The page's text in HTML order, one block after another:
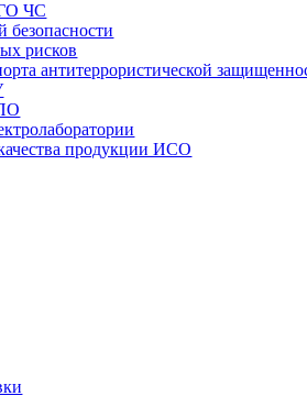
ЧС
безопасности
рисков
антитеррористической
продукции ИСО